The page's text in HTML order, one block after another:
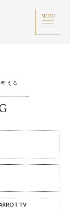
MENU
える
TV